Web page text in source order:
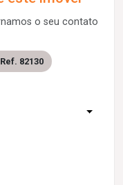
o seu contato
Ref. 82130